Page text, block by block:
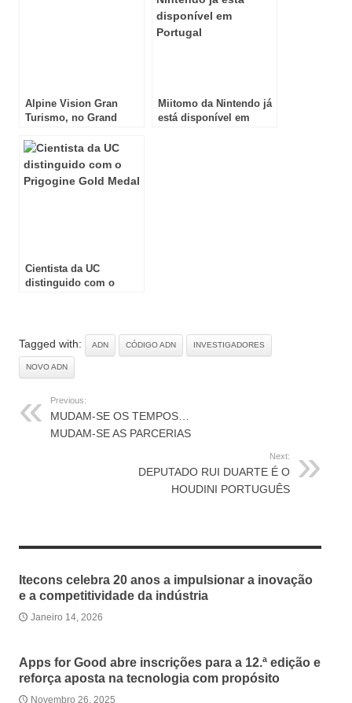
Alpine Vision Gran
Turismo, no Grand
PlayStation3
Miitomo da Nintendo já
está disponível em
Cientista da UC
distinguido com o
Tagged with: ADN CÓDIGO ADN INVESTIGADORES
NOVO ADN
Previous:
MUDAM-SE OS TEMPOS…
MUDAM-SE AS PARCERIAS
Next:
DEPUTADO RUI DUARTE É O
HOUDINI PORTUGUÊS
Itecons celebra 20 anos a impulsionar a inovação
e a competitividade da indústria
Janeiro 14, 2026
Apps for Good abre inscrições para a 12.ª edição e
reforça aposta na tecnologia com propósito
Novembro 26, 2025